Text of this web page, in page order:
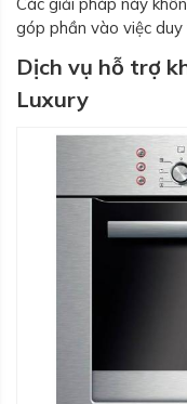
góp phần vào việc
Dịch vụ hỗ trợ
Luxury